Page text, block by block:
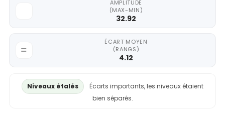
AMPLITUDE
(MAX-MIN)
32.92
ÉCART MOYEN
(RANGS)
4.12
Niveaux étalés
Écarts importants, les niveaux étaient
bien séparés.